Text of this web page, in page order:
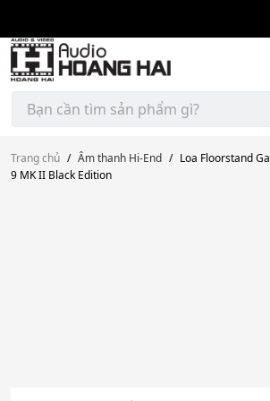
content
Tìm
kiếm:
Trang chủ / Âm thanh Hi-End / Loa Floorstand
9 MK II Black Edition